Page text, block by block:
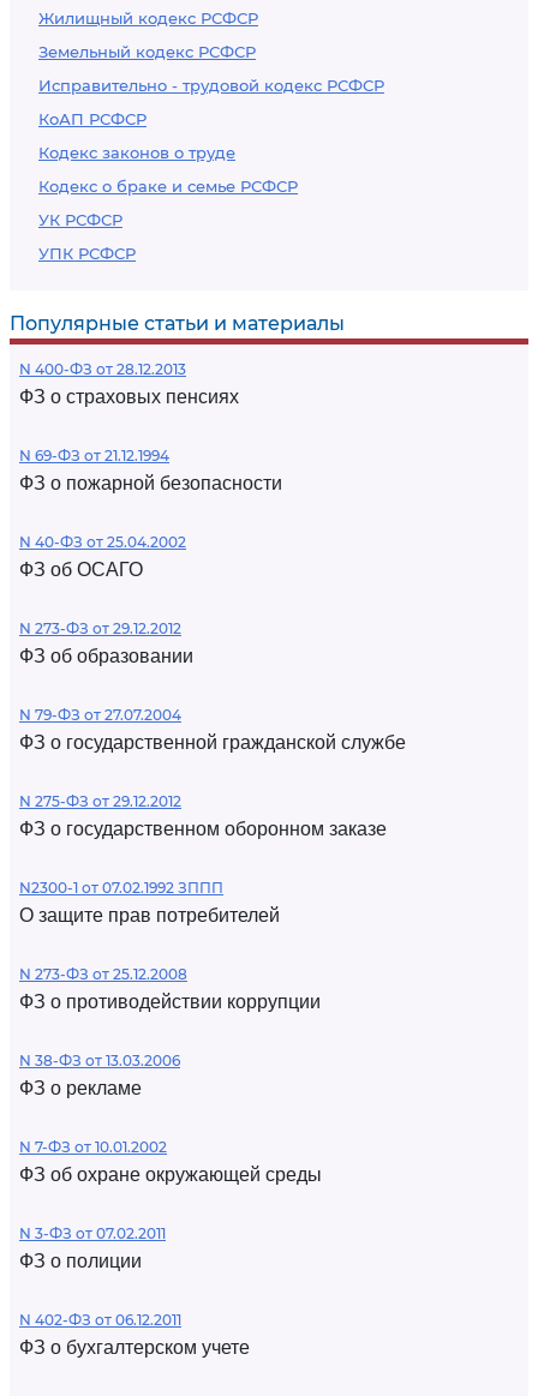
Жилищный кодекс РСФСР
Земельный кодекс РСФСР
Исправительно - трудовой кодекс РСФСР
КоАП РСФСР
Кодекс законов о труде
Кодекс о браке и семье РСФСР
УК РСФСР
УПК РСФСР
Популярные статьи и материалы
N 400-ФЗ от 28.12.2013
ФЗ о страховых пенсиях
N 69-ФЗ от 21.12.1994
ФЗ о пожарной безопасности
N 40-ФЗ от 25.04.2002
ФЗ об ОСАГО
N 273-ФЗ от 29.12.2012
ФЗ об образовании
N 79-ФЗ от 27.07.2004
ФЗ о государственной гражданской службе
N 275-ФЗ от 29.12.2012
ФЗ о государственном оборонном заказе
N2300-1 от 07.02.1992 ЗППП
О защите прав потребителей
N 273-ФЗ от 25.12.2008
ФЗ о противодействии коррупции
N 38-ФЗ от 13.03.2006
ФЗ о рекламе
N 7-ФЗ от 10.01.2002
ФЗ об охране окружающей среды
N 3-ФЗ от 07.02.2011
ФЗ о полиции
N 402-ФЗ от 06.12.2011
ФЗ о бухгалтерском учете